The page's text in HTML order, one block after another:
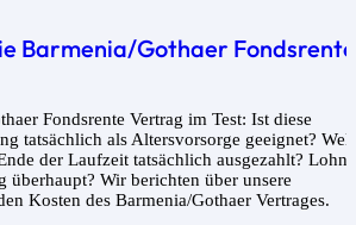
Barmenia/Gothaer
Fondsrente Vertrag im Test: Ist diese
tatsächlich als Altersvorsorge geeignet?
der Laufzeit tatsächlich ausgezahlt? Lohnt
überhaupt? Wir berichten über unsere
Kosten des Barmenia/Gothaer Vertrages.